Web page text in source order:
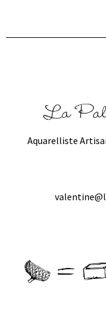
Aquarelliste